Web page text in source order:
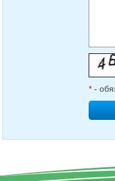
* -